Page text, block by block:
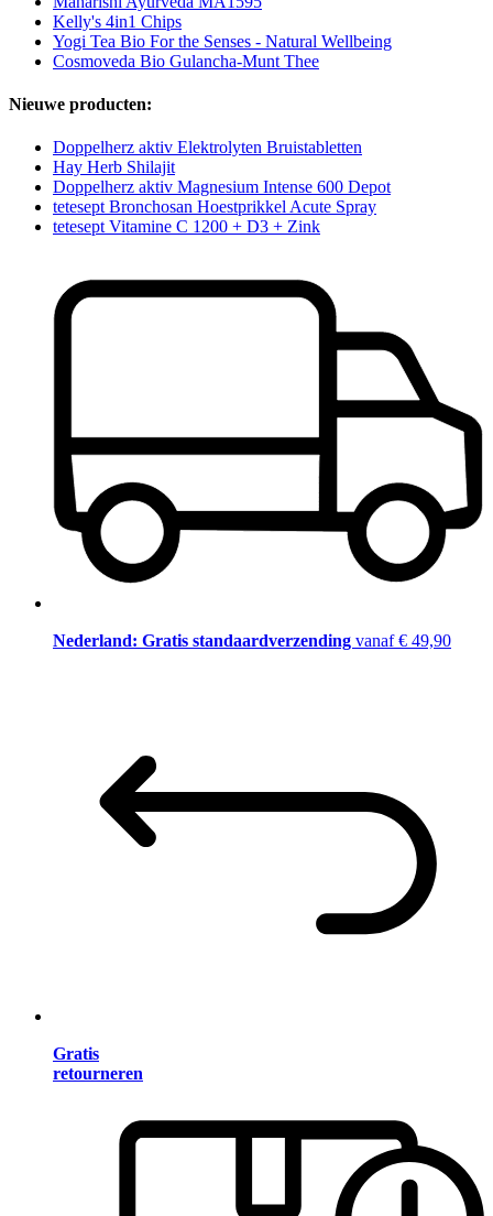
Kelly's 4in1 Chips
Yogi Tea Bio For the Senses - Natural Wellbeing
Cosmoveda Bio Gulancha-Munt Thee
Nieuwe producten:
Doppelherz aktiv Elektrolyten Bruistabletten
Hay Herb Shilajit
Doppelherz aktiv Magnesium Intense 600 Depot
tetesept Bronchosan Hoestprikkel Acute Spray
tetesept Vitamine C 1200 + D3 + Zink
Nederland: Gratis standaardverzending vanaf € 49,90
Gratis
retourneren